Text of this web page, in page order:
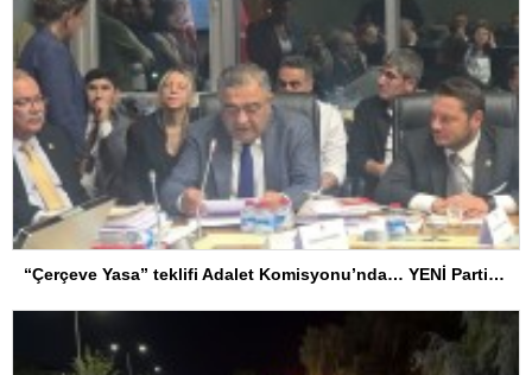
“Çerçeve Yasa” teklifi Adalet Komisyonu’nda… YENİ Partili Tanrıkulu: Bir insana ‘Silahını bırak, ülkene dön, siyasal ve toplumsal hayata katıl’ diyorsanız, o insan kapıdan içeri girdiğinde başına ne geleceğini bilmelidir